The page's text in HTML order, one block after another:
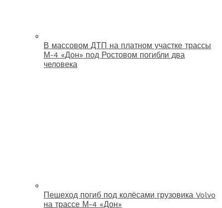
В массовом ДТП на платном участке трассы
М-4 «Дон» под Ростовом погибли два
человека
Пешеход погиб под колёсами грузовика Volvo
на трассе М-4 «Дон»